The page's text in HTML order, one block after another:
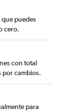
que puedes
cero.
con total
por cambios.
para